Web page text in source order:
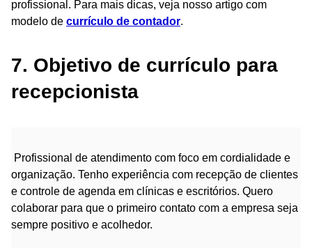
profissional. Para mais dicas, veja nosso artigo com
modelo de currículo de contador.
7. Objetivo de currículo para
recepcionista
Profissional de atendimento com foco em cordialidade e
organização. Tenho experiência com recepção de clientes
e controle de agenda em clínicas e escritórios. Quero
colaborar para que o primeiro contato com a empresa seja
sempre positivo e acolhedor.